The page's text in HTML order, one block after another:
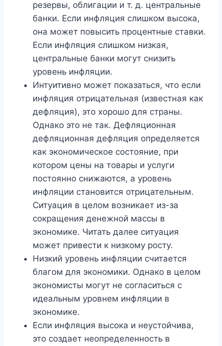
резервы, облигации и т. д. центральные
банки. Если инфляция слишком высока,
она может повысить процентные ставки.
Если инфляция слишком низкая,
центральные банки могут снизить
уровень инфляции.
Интуитивно может показаться, что если
инфляция отрицательная (известная как
дефляция), это хорошо для страны.
Однако это не так. Дефляционная
дефляционная дефляция определяется
как экономическое состояние, при
котором цены на товары и услуги
постоянно снижаются, а уровень
инфляции становится отрицательным.
Ситуация в целом возникает из-за
сокращения денежной массы в
экономике. Читать далее ситуация
может привести к низкому росту.
Низкий уровень инфляции считается
благом для экономики. Однако в целом
экономисты могут не согласиться с
идеальным уровнем инфляции в
экономике.
Если инфляция высока и неустойчива,
это создает неопределенность в